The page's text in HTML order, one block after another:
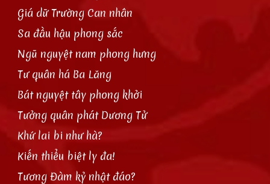
Giá dữ Trường Can nhân
Sa đầu hậu phong sắc
Ngũ nguyệt nam phong hưng
Tư quân há Ba Lăng
Bát nguyệt tây phong khởi
Tưởng quân phát Dương Tử
Khứ lai bi như hà?
Kiến thiểu biệt ly đa!
Tương Đàm kỷ nhật đáo?